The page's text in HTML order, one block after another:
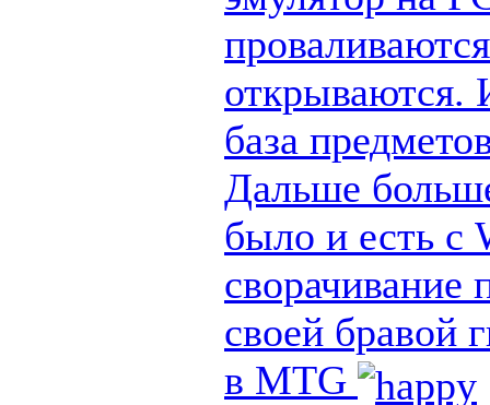
открываются.
база
Дальше
было и есть с
сворачивание
своей бравой
в MTG